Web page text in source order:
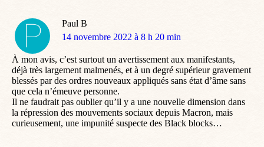
Paul B
dit
14 novembre 2022 à 8 h 20 min
À mon avis, c’est surtout un avertissement aux manifestants,
déjà très largement malmenés, et à un degré supérieur gravement
blessés par des ordres nouveaux appliqués sans état d’âme sans
que cela n’émeuve personne.
Il ne faudrait pas oublier qu’il y a une nouvelle dimension dans
la répression des mouvements sociaux depuis Macron, mais
curieusement, une impunité suspecte des Black blocks…